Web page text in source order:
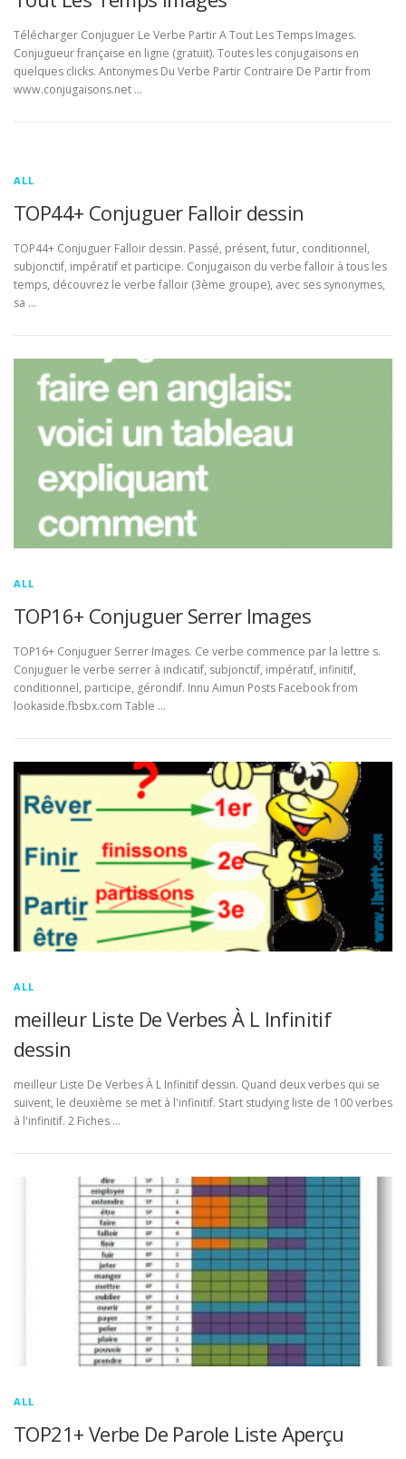
Télécharger Conjuguer Le Verbe Partir A Tout Les Temps Images.
Conjugueur française en ligne (gratuit). Toutes les conjugaisons en
quelques clicks. Antonymes Du Verbe Partir Contraire De Partir from
www.conjugaisons.net …
ALL
TOP44+ Conjuguer Falloir dessin
TOP44+ Conjuguer Falloir dessin. Passé, présent, futur, conditionnel,
subjonctif, impératif et participe. Conjugaison du verbe falloir à tous les
temps, découvrez le verbe falloir (3ème groupe), avec ses synonymes,
sa …
ALL
TOP16+ Conjuguer Serrer Images
TOP16+ Conjuguer Serrer Images. Ce verbe commence par la lettre s.
Conjuguer le verbe serrer à indicatif, subjonctif, impératif, infinitif,
conditionnel, participe, gérondif. Innu Aimun Posts Facebook from
lookaside.fbsbx.com Table …
ALL
meilleur Liste De Verbes À L Infinitif
dessin
meilleur Liste De Verbes À L Infinitif dessin. Quand deux verbes qui se
suivent, le deuxième se met à l'infinitif. Start studying liste de 100 verbes
à l'infinitif. 2 Fiches …
ALL
TOP21+ Verbe De Parole Liste Aperçu